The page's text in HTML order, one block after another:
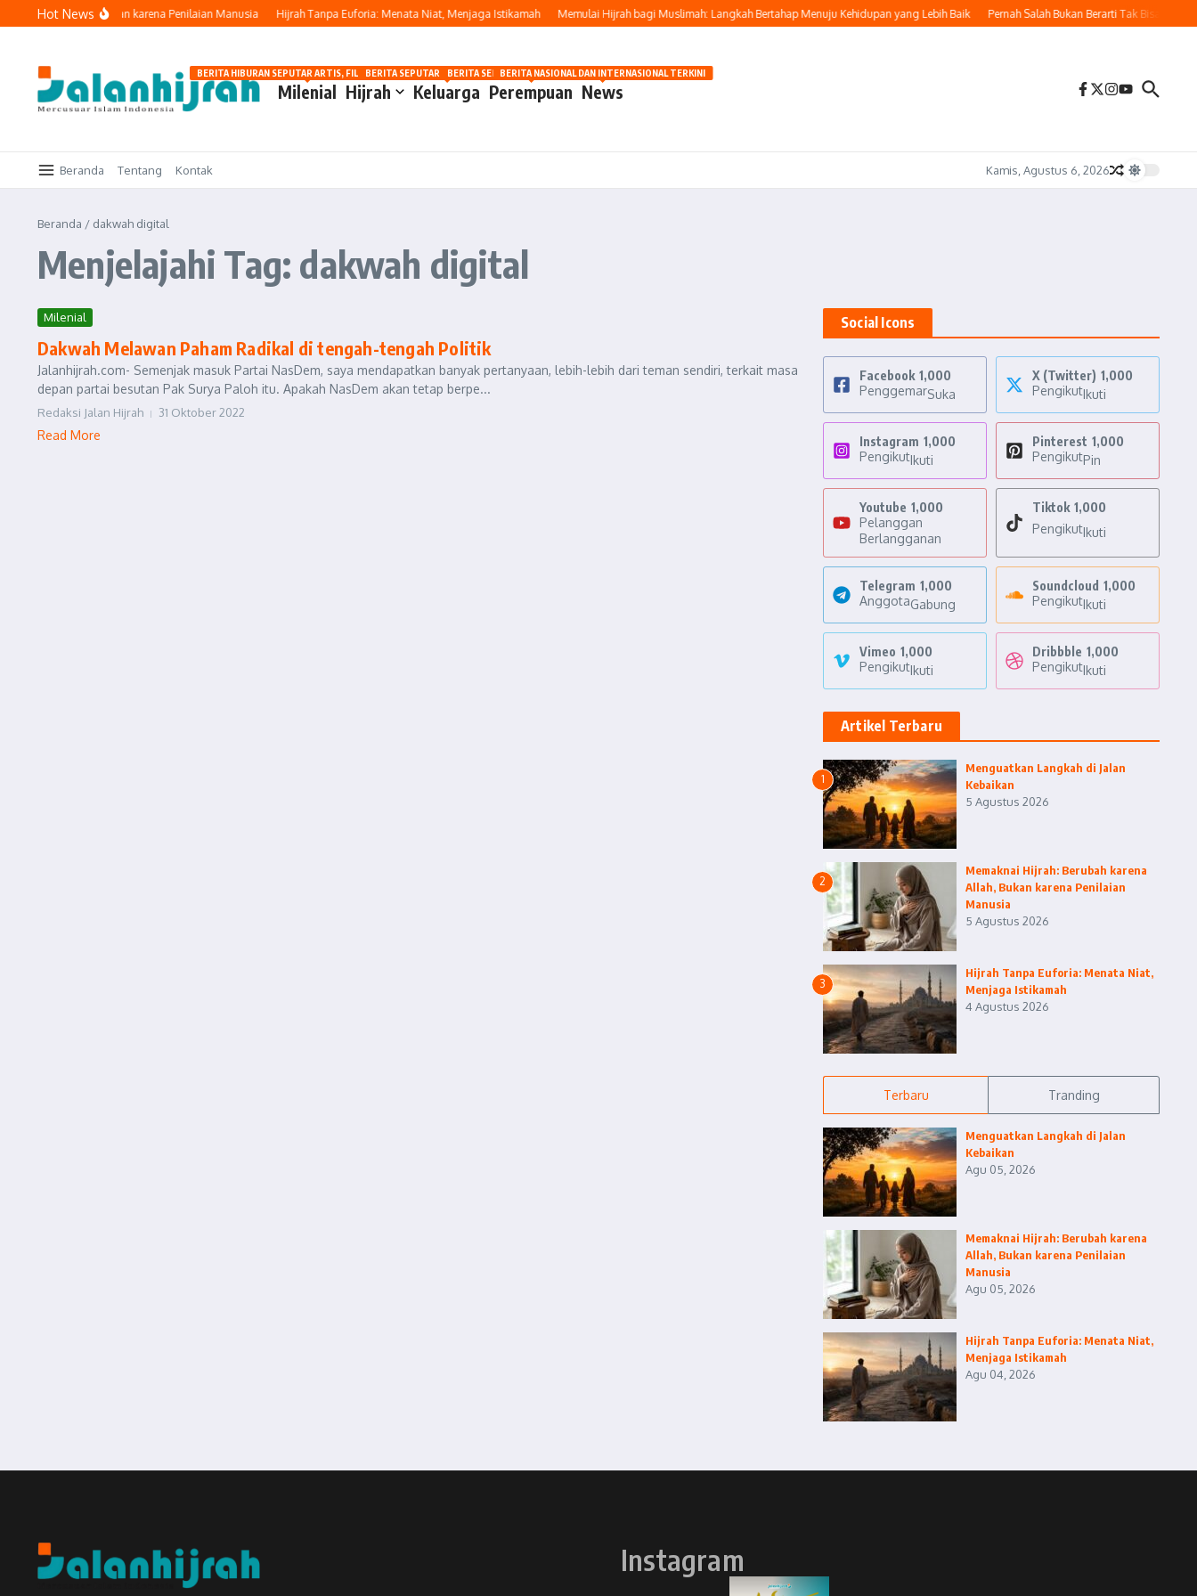
Lewati ke konten
Hot News
karena Allah, Bukan karena Penilaian Manusia Hijrah Tanpa Euforia: Menata Niat, Menjaga Istikamah Memulai Hijrah bagi Muslimah: Langkah Bertahap Menuju Kehidupan yang Lebih Baik Pernah Salah Bukan Berarti Tak Bisa Berubah
Milenial
BERITA HIBURAN SEPUTAR ARTIS, FILM, DAN GOSIP
Hijrah Keluarga
BERITA SEPUTAR OTOMOTIF HARI INI
Perempuan
BERITA SEPUTAR KECANTIKAN WANITA
News
BERITA NASIONAL DAN INTERNASIONAL TERKINI
Beranda Tentang Kontak Kamis, Agustus 6, 2026
Beranda / dakwah digital
Menjelajahi Tag: dakwah digital
Milenial
Dakwah Melawan Paham Radikal di tengah-tengah Politik
Jalanhijrah.com- Semenjak masuk Partai NasDem, saya mendapatkan banyak pertanyaan, lebih-lebih dari teman sendiri, terkait masa
depan partai besutan Pak Surya Paloh itu. Apakah NasDem akan tetap berpe...
Redaksi Jalan Hijrah 31 Oktober 2022
Read More
Social Icons
Facebook 1,000
PenggemarSuka
X (Twitter) 1,000
PengikutIkuti
Instagram 1,000
PengikutIkuti
Pinterest 1,000
PengikutPin
Youtube 1,000
Pelanggan
Berlangganan
Tiktok 1,000
PengikutIkuti
Telegram 1,000
AnggotaGabung
Soundcloud 1,000
PengikutIkuti
Vimeo 1,000
PengikutIkuti
Dribbble 1,000
PengikutIkuti
Artikel Terbaru
1
Menguatkan Langkah di Jalan
Kebaikan
5 Agustus 2026
2
Memaknai Hijrah: Berubah karena
Allah, Bukan karena Penilaian
Manusia
5 Agustus 2026
3
Hijrah Tanpa Euforia: Menata Niat,
Menjaga Istikamah
4 Agustus 2026
Terbaru Tranding
Menguatkan Langkah di Jalan
Kebaikan
Agu 05, 2026
Memaknai Hijrah: Berubah karena
Allah, Bukan karena Penilaian
Manusia
Agu 05, 2026
Hijrah Tanpa Euforia: Menata Niat,
Menjaga Istikamah
Agu 04, 2026
Instagram